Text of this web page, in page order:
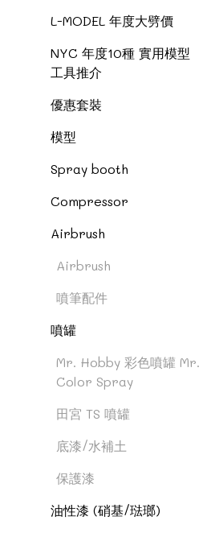
L-MODEL 年度大劈價
NYC 年度10種 實用模型
工具推介
優惠套裝
模型
Spray booth
Compressor
Airbrush
Airbrush
噴筆配件
噴罐
Mr. Hobby 彩色噴罐 Mr.
Color Spray
田宮 TS 噴罐
底漆/水補土
保護漆
油性漆 (硝基/琺瑯)